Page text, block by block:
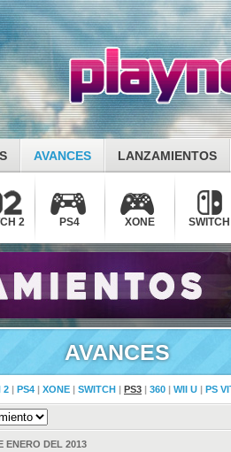
AVANCES LANZAMIENTOS
2 PS4 XONE SWITCH
AVANCES
2 | PS4 | XONE | SWITCH | PS3 | 360 | WII U | PS
ENERO DEL 2013